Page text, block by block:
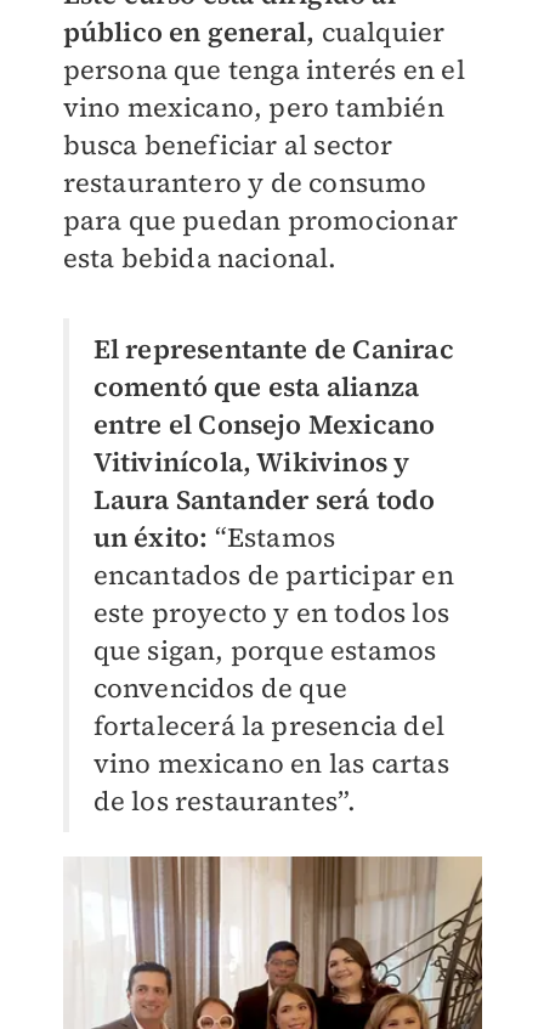
público en general, cualquier
persona que tenga interés en el
vino mexicano, pero también
busca beneficiar al sector
restaurantero y de consumo
para que puedan promocionar
esta bebida nacional.
El representante de Canirac
comentó que esta alianza
entre el Consejo Mexicano
Vitivinícola, Wikivinos y
Laura Santander será todo
un éxito: “Estamos
encantados de participar en
este proyecto y en todos los
que sigan, porque estamos
convencidos de que
fortalecerá la presencia del
vino mexicano en las cartas
de los restaurantes”.